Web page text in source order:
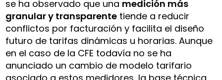
se ha observado que una medición más
granular y transparente tiende a reducir
conflictos por facturación y facilita el diseño
futuro de tarifas dinámicas u horarias. Aunque
en el caso de la CFE todavía no se ha
anunciado un cambio de modelo tarifario